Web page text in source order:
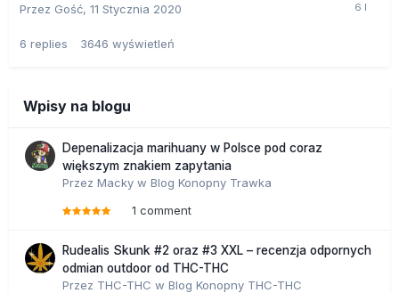
Przez Gość, 11 Stycznia 2020
6 replies 3646 wyświetleń
Wpisy na blogu
Depenalizacja marihuany w Polsce pod coraz
większym znakiem zapytania
Przez Macky w Blog Konopny Trawka
1 comment
Rudealis Skunk #2 oraz #3 XXL – recenzja odpornych
odmian outdoor od THC-THC
Przez THC-THC w Blog Konopny THC-THC